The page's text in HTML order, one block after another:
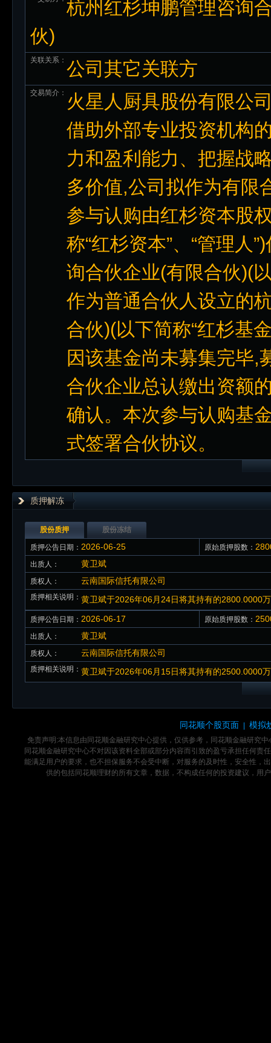
杭州红杉坤鹏管理咨询
伙)
关联关系： 公司其它关联方
交易简介： 火星人厨具股份有限公
借助外部专业投资机构
力和盈利能力、把握战
多价值,公司拟作为有限
参与认购由红杉资本股
称“红杉资本”、“管理人
询合伙企业(有限合伙)(
作为普通合伙人设立的
合伙)(以下简称“红杉基
因该基金尚未募集完毕,
合伙企业总认缴出资额
确认。本次参与认购基
式签署合伙协议。
质押解冻
股份质押 股份冻结
质押公告日期： 2026-06-25 原始质押股数：
出质人： 黄卫斌
质权人： 云南国际信托有限公司
质押相关说明： 黄卫斌于2026年06月24日将其持有的2800.0000
质押公告日期： 2026-06-17 原始质押股数：
出质人： 黄卫斌
质权人： 云南国际信托有限公司
质押相关说明： 黄卫斌于2026年06月15日将其持有的2500.0000
同花顺个股页面 模拟
免责声明:本信息由同花顺金融研究中心提供，仅供参考，同花顺金融研究
同花顺金融研究中心不对因该资料全部或部分内容而引致的盈亏承担任何
能满足用户的要求，也不担保服务不会受中断，对服务的及时性，安全性，
供的包括同花顺理财的所有文章，数据，不构成任何的投资建议，用